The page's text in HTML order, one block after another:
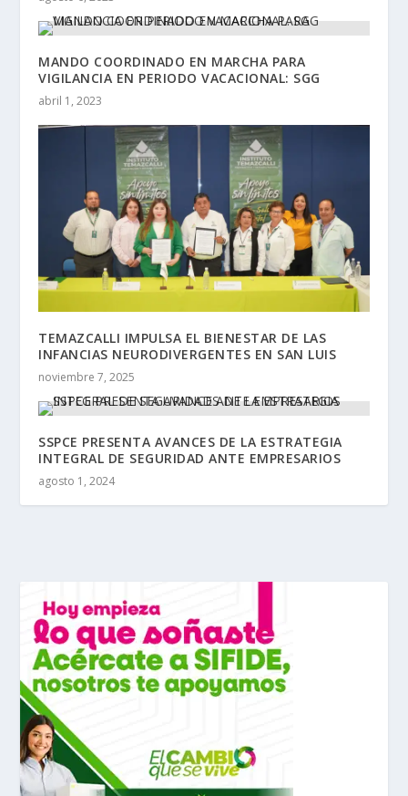
MANDO COORDINADO EN MARCHA PARA
VIGILANCIA EN PERIODO VACACIONAL: SGG
abril 1, 2023
TEMAZCALLI IMPULSA EL BIENESTAR DE LAS
INFANCIAS NEURODIVERGENTES EN SAN LUIS
noviembre 7, 2025
SSPCE PRESENTA AVANCES DE LA ESTRATEGIA
INTEGRAL DE SEGURIDAD ANTE EMPRESARIOS
agosto 1, 2024